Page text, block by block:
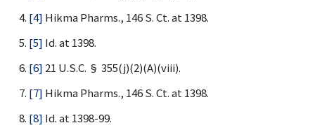
[4] Hikma Pharms., 146 S. Ct. at 1398.
[5] Id. at 1398.
[6] 21 U.S.C. § 355(j)(2)(A)(viii).
[7] Hikma Pharms., 146 S. Ct. at 1398.
[8] Id. at 1398-99.